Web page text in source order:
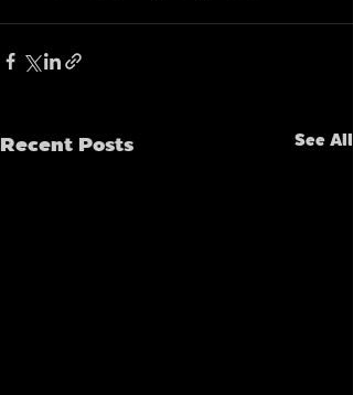
Recent Posts See All